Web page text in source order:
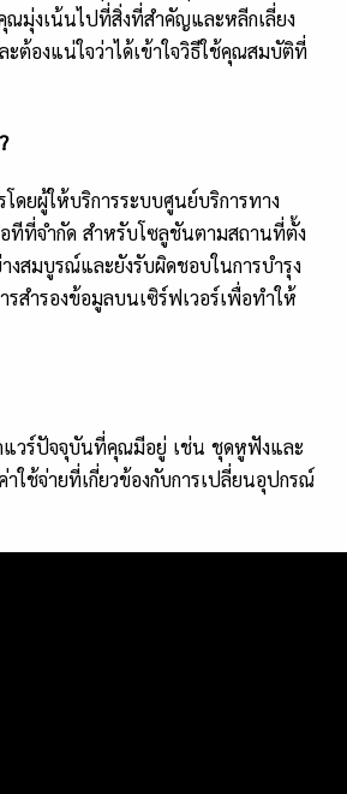
มุ่งเน้นไปที่สิ่งที่สำคัญและหลีกเลี่ยง
ะต้องแน่ใจว่าได้เข้าใจวิธีใช้คุณสมบัติที่
ดยผู้ให้บริการระบบศูนย์บริการทาง
ทีที่จำกัด สำหรับโซลูชันตามสถานที่ตั้ง
สมบูรณ์และยังรับผิดชอบในการบำรุง
สำรองข้อมูลบนเซิร์ฟเวอร์เพื่อทำให้
แวร์ปัจจุบันที่คุณมีอยู่ เช่น ชุดหูฟังและ
ใช้จ่ายที่เกี่ยวข้องกับการเปลี่ยนอุปกรณ์